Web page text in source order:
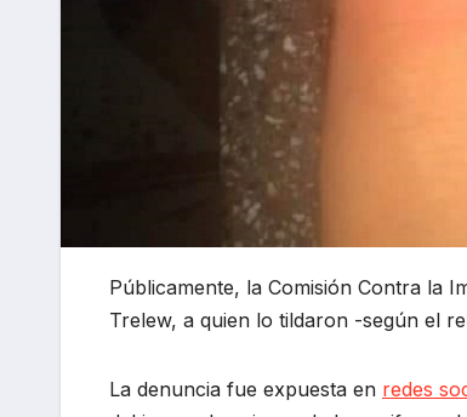
Públicamente, la Comisión Contra la
Trelew, a quien lo tildaron -según el
La denuncia fue expuesta en redes